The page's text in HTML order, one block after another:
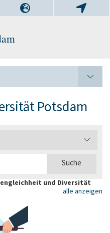
Potsdam
und Diversität
alle anzeigen